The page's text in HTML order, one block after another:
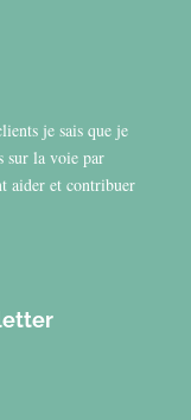
je sais que je
sur la voie par
aider et contribuer